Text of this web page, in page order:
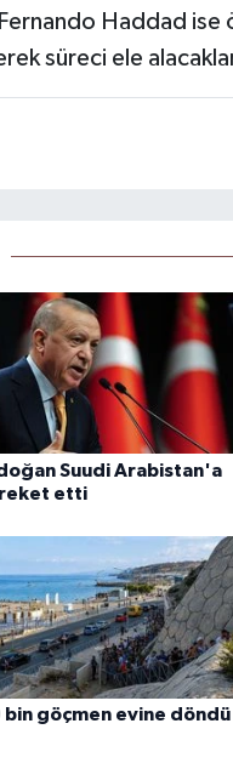
Haddad
süreci ele
Suudi Arabistan'a
etti
bin göçmen evine döndü